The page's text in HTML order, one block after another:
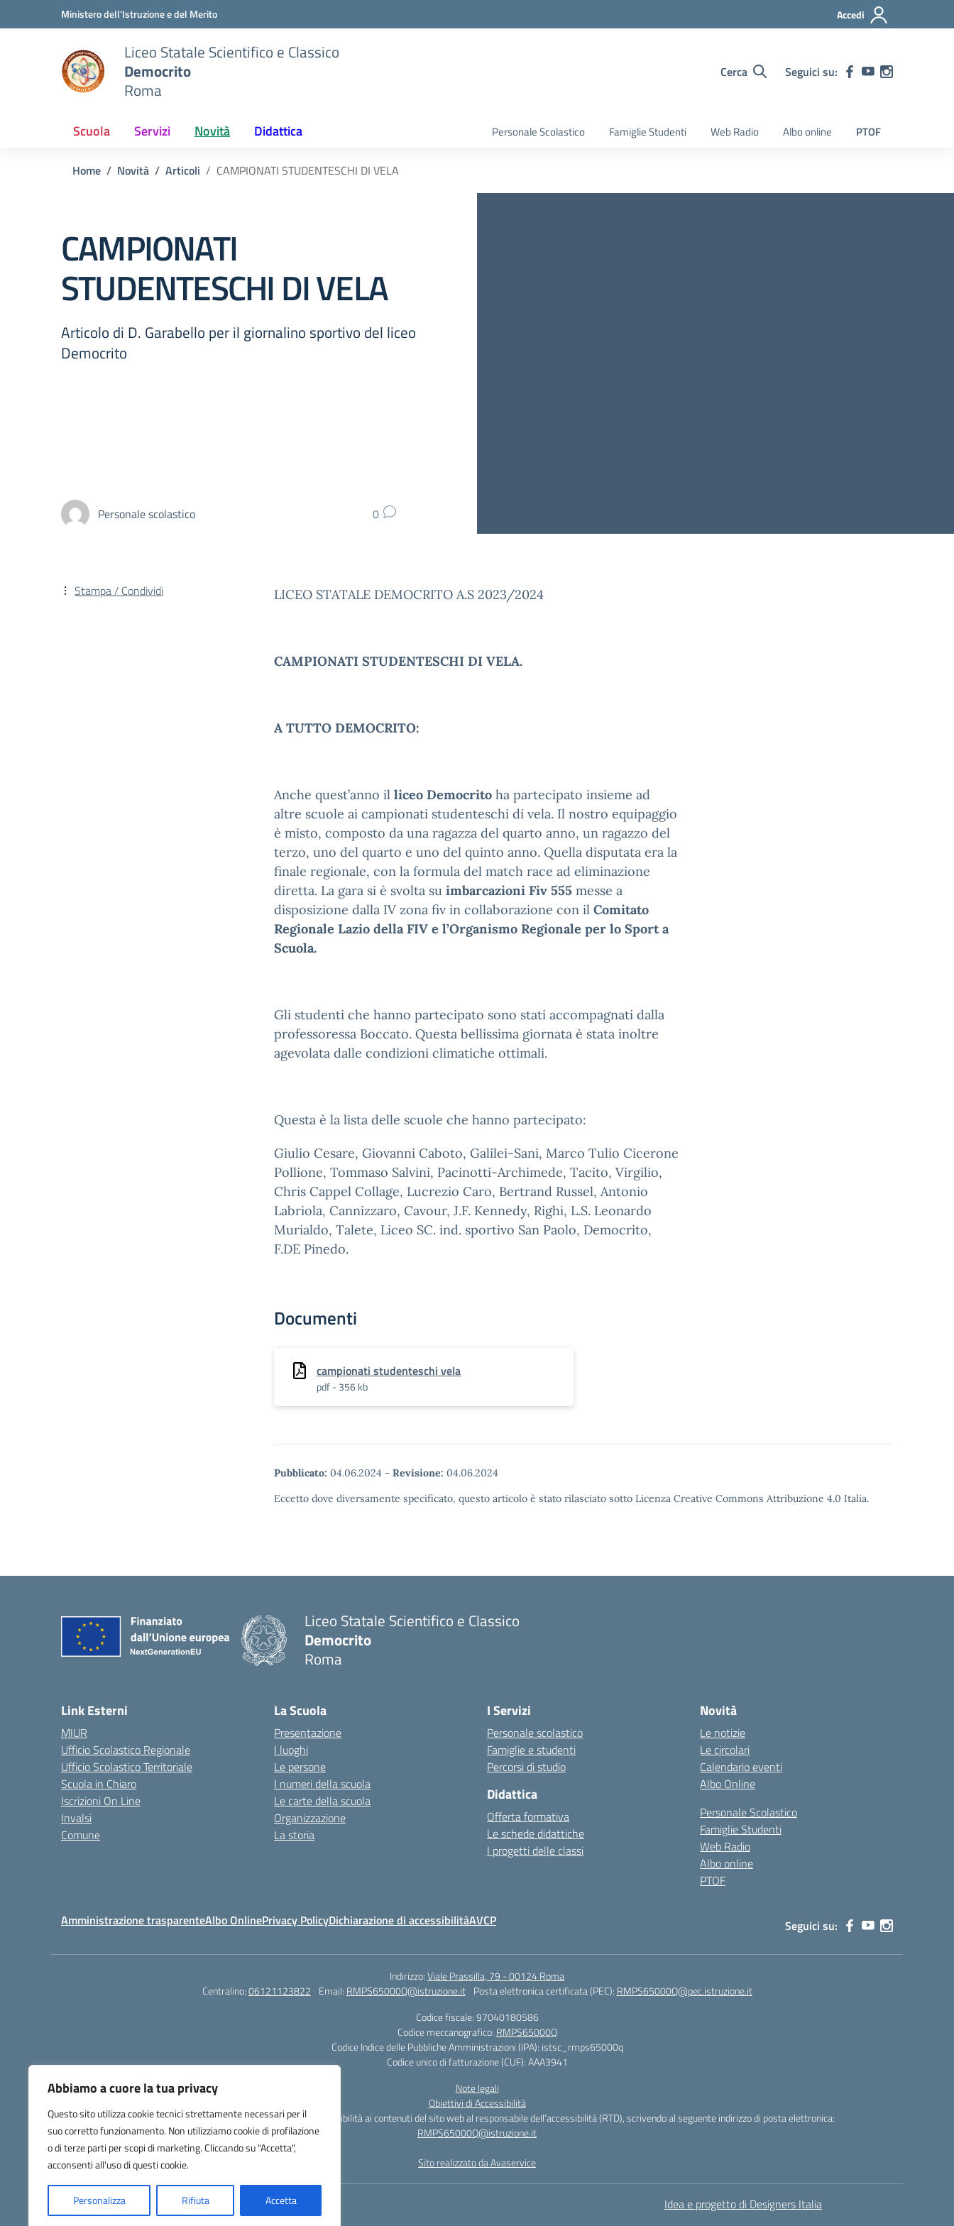
Abbiamo a cuore la tua privacy
Questo sito utilizza cookie tecnici strettamente necessari per il
suo corretto funzionamento. Non utilizziamo cookie di profilazione
o di terze parti per scopi di marketing. Cliccando su "Accetta",
acconsenti all'uso di questi cookie.
Personalizza Rifiuta Accetta
Vai ai contenuti
Vai al menu di navigazioneMinistero dell'Istruzione e del Merito Accedi
Liceo Statale Scientifico e Classico
Democrito
Roma
Cerca Seguici su:
Scuola Servizi Novità Didattica Personale Scolastico Famiglie Studenti Web Radio Albo online PTOF
Home Novità Articoli CAMPIONATI STUDENTESCHI DI VELA
CAMPIONATI
STUDENTESCHI DI VELA
Articolo di D. Garabello per il giornalino sportivo del liceo
Democrito
Personale scolastico 0
LICEO STATALE DEMOCRITO A.S 2023/2024
CAMPIONATI STUDENTESCHI DI VELA.
A TUTTO DEMOCRITO:
Anche quest’anno il liceo Democrito ha partecipato insieme ad
altre scuole ai campionati studenteschi di vela. Il nostro equipaggio
è misto, composto da una ragazza del quarto anno, un ragazzo del
terzo, uno del quarto e uno del quinto anno. Quella disputata era la
finale regionale, con la formula del match race ad eliminazione
diretta. La gara si è svolta su imbarcazioni Fiv 555 messe a
disposizione dalla IV zona fiv in collaborazione con il Comitato
Regionale Lazio della FIV e l’Organismo Regionale per lo Sport a
Scuola.
Gli studenti che hanno partecipato sono stati accompagnati dalla
professoressa Boccato. Questa bellissima giornata è stata inoltre
agevolata dalle condizioni climatiche ottimali.
Questa è la lista delle scuole che hanno partecipato:
Giulio Cesare, Giovanni Caboto, Galilei-Sani, Marco Tulio Cicerone
Pollione, Tommaso Salvini, Pacinotti-Archimede, Tacito, Virgilio,
Chris Cappel Collage, Lucrezio Caro, Bertrand Russel, Antonio
Labriola, Cannizzaro, Cavour, J.F. Kennedy, Righi, L.S. Leonardo
Murialdo, Talete, Liceo SC. ind. sportivo San Paolo, Democrito,
F.DE Pinedo.
Documenti
campionati studenteschi vela
pdf - 356 kb
Pubblicato: 04.06.2024 - Revisione: 04.06.2024
Eccetto dove diversamente specificato, questo articolo è stato rilasciato sotto Licenza Creative Commons Attribuzione 4.0 Italia.
Stampa / Condividi
Liceo Statale Scientifico e Classico
Democrito
Roma
Link Esterni
MIUR
Ufficio Scolastico Regionale
Ufficio Scolastico Territoriale
Scuola in Chiaro
Iscrizioni On Line
Invalsi
Comune
La Scuola
Presentazione
I luoghi
Le persone
I numeri della scuola
Le carte della scuola
Organizzazione
La storia
I Servizi
Personale scolastico
Famiglie e studenti
Percorsi di studio
Didattica
Offerta formativa
Le schede didattiche
I progetti delle classi
Novità
Le notizie
Le circolari
Calendario eventi
Albo Online
Personale Scolastico
Famiglie Studenti
Web Radio
Albo online
PTOF
Amministrazione trasparenteAlbo OnlinePrivacy PolicyDichiarazione di accessibilitàAVCP Seguici su:
Indirizzo:Viale Prassilla, 79 - 00124 Roma
Centralino:06121123822 Email: RMPS65000Q@istruzione.it Posta elettronica certificata (PEC): RMPS65000Q@pec.istruzione.it
Codice fiscale: 97040180586
Codice meccanografico: RMPS65000Q
Codice Indice delle Pubbliche Amministrazioni (IPA): istsc_rmps65000q
Codice unico di fatturazione (CUF): AAA3941
Note legali
Obiettivi di Accessibilità
Gli utenti possono segnalare eventuali casi di inaccessibilità ai contenuti del sito web al responsabile dell’accessibilità (RTD), scrivendo al seguente indirizzo di posta elettronica:
RMPS65000Q@istruzione.it
Sito realizzato da Avaservice
Idea e progetto di Designers Italia